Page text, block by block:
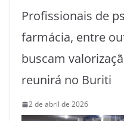
Profissionais de
farmácia, entre
buscam
reunirá no Buriti
2 de abril de 2026